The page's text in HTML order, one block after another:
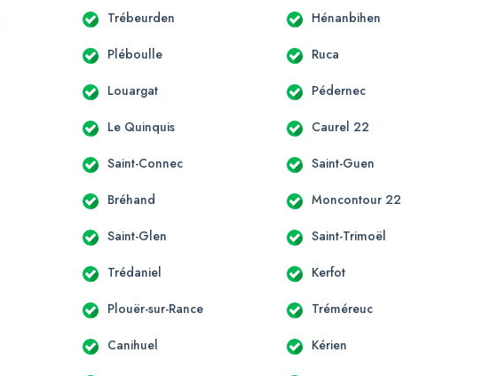
Trébeurden Hénanbihen
Pléboulle Ruca
Louargat Pédernec
Le Quinquis Caurel 22
Saint-Connec Saint-Guen
Bréhand Moncontour 22
Saint-Glen Saint-Trimoël
Trédaniel Kerfot
Plouër-sur-Rance Tréméreuc
Canihuel Kérien